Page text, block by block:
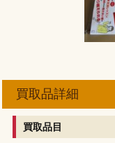
買取品詳細
買取品目